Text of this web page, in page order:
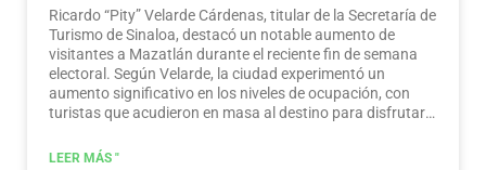
Ricardo “Pity” Velarde Cárdenas, titular de la Secretaría de
Turismo de Sinaloa, destacó un notable aumento de
visitantes a Mazatlán durante el reciente fin de semana
electoral. Según Velarde, la ciudad experimentó un
aumento significativo en los niveles de ocupación, con
turistas que acudieron en masa al destino para disfrutar
responsabilidad hacia la participación en el proceso
LEER MÁS "